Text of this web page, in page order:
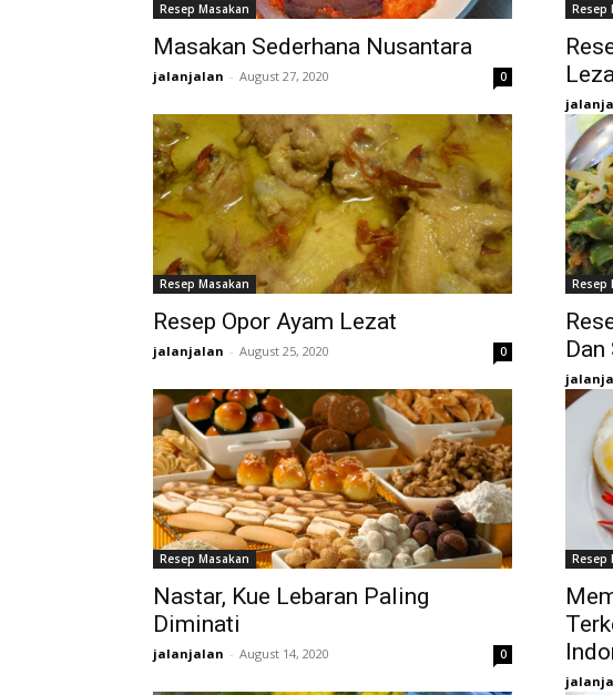
Resep Masakan
Masakan Sederhana Nusantara
jalanjalan - August 27, 2020 0
Resep
Resep Masakan
Resep Opor Ayam Lezat
jalanjalan - August 25, 2020 0
Resep
Dan
Resep Masakan
Nastar, Kue Lebaran Paling
Diminati
jalanjalan - August 14, 2020 0
Resep